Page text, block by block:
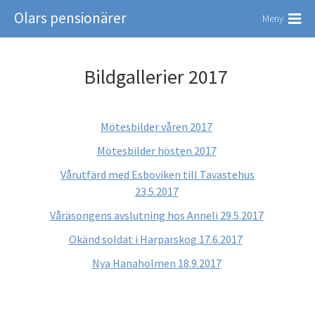
Olars pensionärer Meny
Bildgallerier 2017
Mötesbilder våren 2017
Mötesbilder hösten 2017
Vårutfärd med Esboviken till Tavastehus
23.5.2017
Våräsongens avslutning hos Anneli 29.5.2017
Okänd soldat i Harparskog 17.6.2017
Nya Hanaholmen 18.9.2017